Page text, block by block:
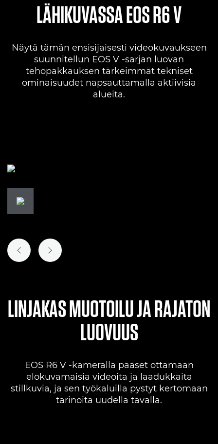
LÄHIKUVASSA EOS R6 V
Näytä tämän ensisijaisesti videokuvaukseen
suunnitellun EOS V -sarjan luovan
tehopakkauksen tärkeimmät tekniset
ominaisuudet napsauttamalla aktiivisia
alueita.
EDELLINEN DIASEURAAVA DIA
LINJAKAS MUOTOILU JA RAJATON
LUOVUUS
EOS R6 V -kameralla pääset ottamaan
elokuvamaisia videoita ja laadukkaita
stillkuvia, ja sen työkaluilla pystyt kertomaan
tarinoita uudella tavalla.